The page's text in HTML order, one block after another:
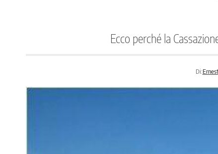
Ecco perché la
Di: